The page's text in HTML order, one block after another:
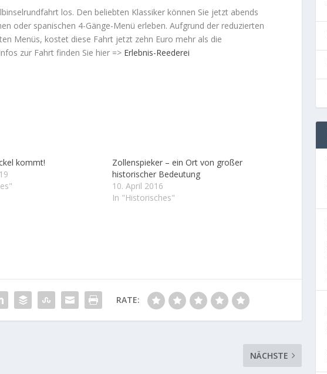
los. Den beliebten Klassiker können Sie jetzt abends
oder spanischen 4-Gänge-Menü erleben. Aufgrund der reduzierten
Menüs, kostet diese Fahrt jetzt zehn Euro mehr als die
zur Fahrt finden Sie hier => Erlebnis-Reederei
kommt!
Zollenspieker – ein Ort von großer
historischer Bedeutung
10. April 2016
In "Historisches"
RATE:
NÄCHSTE